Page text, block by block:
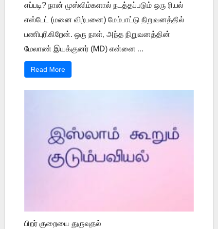
எப்படி? நான் முஸ்லிம்களால் நடத்தப்படும் ஒரு ரியல்
எஸ்டேட் (மனை விற்பனை) மேம்பாட்டு நிறுவனத்தில்
பணிபுரிகிறேன். ஒரு நாள், அந்த நிறுவனத்தின்
மேலாண் இயக்குனர் (MD) என்னை ...
Read More
பிறர் குறையை துருவுதல்